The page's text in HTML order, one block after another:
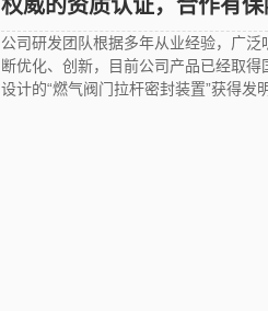
权威的资质认证，合作有保
公司研发团队根据多年从业经验，广
断优化、创新，目前公司产品已经取
设计的“燃气阀门拉杆密封装置”获得发